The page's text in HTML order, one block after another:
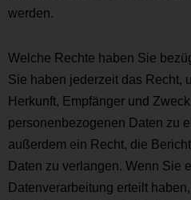
werden.
Welche Rechte haben Sie
Sie haben jederzeit das Recht,
Herkunft, Empfänger und
personenbezogenen Daten zu
außerdem ein Recht, die
Daten zu verlangen. Wenn Sie
Datenverarbeitung erteilt